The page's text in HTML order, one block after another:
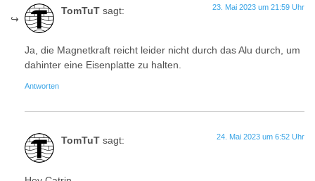
TomTuT sagt: 23. Mai 2023 um 21:59 Uhr
Ja, die Magnetkraft reicht leider nicht durch das Alu durch, um
dahinter eine Eisenplatte zu halten.
Antworten
TomTuT sagt: 24. Mai 2023 um 6:52 Uhr